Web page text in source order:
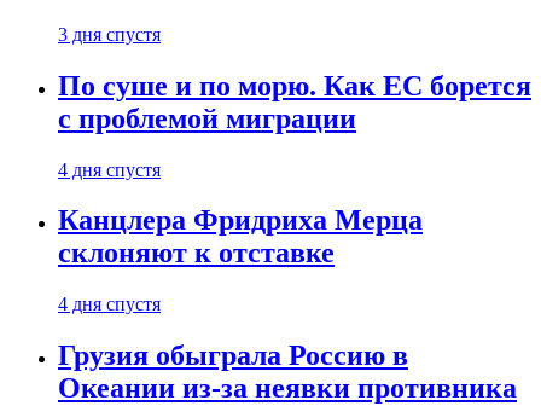
3 дня спустя
По суше и по морю. Как ЕС борется
с проблемой миграции
4 дня спустя
Канцлера Фридриха Мерца
склоняют к отставке
4 дня спустя
Грузия обыграла Россию в
Океании из-за неявки противника